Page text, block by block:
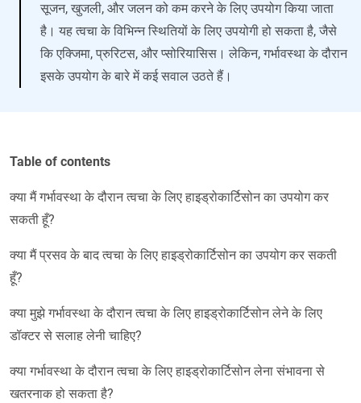
सूजन, खुजली, और जलन को कम करने के लिए उपयोग किया जाता
है। यह त्वचा के विभिन्न स्थितियों के लिए उपयोगी हो सकता है, जैसे
कि एक्जिमा, प्रुरिटस, और प्सोरियासिस। लेकिन, गर्भावस्था के दौरान
इसके उपयोग के बारे में कई सवाल उठते हैं।
Table of contents
क्या मैं गर्भावस्था के दौरान त्वचा के लिए हाइड्रोकार्टिसोन का उपयोग कर
सकती हूँ?
क्या मैं प्रसव के बाद त्वचा के लिए हाइड्रोकार्टिसोन का उपयोग कर सकती
हूँ?
क्या मुझे गर्भावस्था के दौरान त्वचा के लिए हाइड्रोकार्टिसोन लेने के लिए
डॉक्टर से सलाह लेनी चाहिए?
क्या गर्भावस्था के दौरान त्वचा के लिए हाइड्रोकार्टिसोन लेना संभावना से
खतरनाक हो सकता है?